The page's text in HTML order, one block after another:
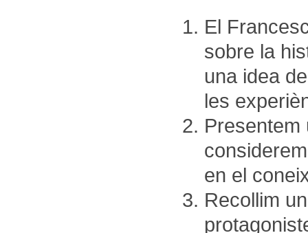
El
sobre la
una idea
les
Presentem
en el
Recollim